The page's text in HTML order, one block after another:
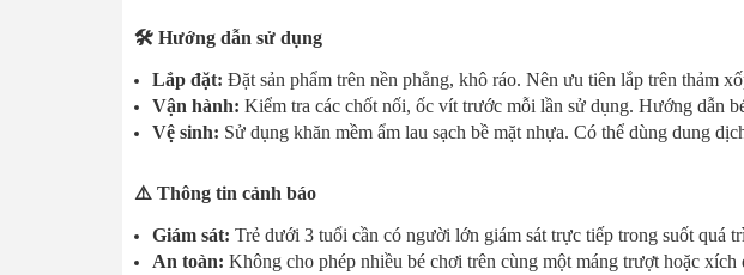
🛠️ Hướng dẫn sử dụng
Lắp đặt: Đặt sản phẩm trên nền phẳng, khô ráo. Nên ưu tiên lắp trên thảm
Vận hành: Kiểm tra các chốt nối, ốc vít trước mỗi lần sử dụng. Hướng dẫn
Vệ sinh: Sử dụng khăn mềm ẩm lau sạch bề mặt nhựa. Có thể dùng dung
⚠️ Thông tin cảnh báo
Giám sát: Trẻ dưới 3 tuổi cần có người lớn giám sát trực tiếp trong suốt quá
An toàn: Không cho phép nhiều bé chơi trên cùng một máng trượt hoặc